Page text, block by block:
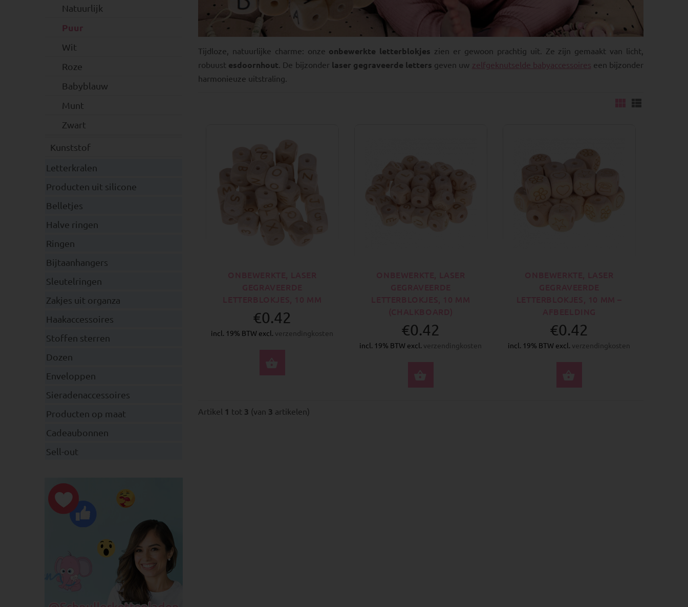
Tijdloze, natuurlijke charme: onze onbewerkte letterblokjes zien er gewoon prachtig uit. Ze zijn gemaakt van licht,
robuust esdoornhout . De bijzonder laser gegraveerde letters geven uw zelfgeknutselde babyaccessoires een bijzonder
harmonieuze uitstraling.
€0.42
incl. 19% BTW excl. verzendingkosten €0.42
incl. 19% BTW excl. verzendingkosten
€0.42
incl. 19% BTW excl. verzendingkosten
Artikel 1 tot 3 (van 3 artikelen)
Natuurlijk
Puur
Wit
Roze
Babyblauw
Munt
Zwart
Kunststof
Letterkralen
Producten uit silicone
Belletjes
Halve ringen
Ringen
Bijtaanhangers
Sleutelringen
Zakjes uit organza
Haakaccessoires
Stoffen sterren
Dozen
Enveloppen
Sieradenaccessoires
Producten op maat
Cadeaubonnen
Sell-out